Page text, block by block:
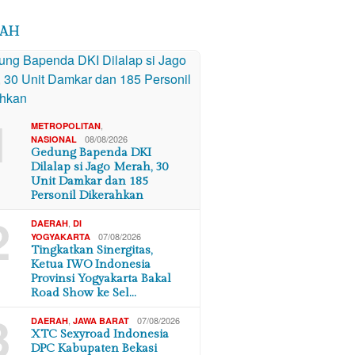
METROPOLITAN
NASIONAL 08/08/2026
Gedung Bapenda DKI
Dilalap si Jago Merah, 30
Unit Damkar dan 185
Personil Dikerahkan
DAERAH ,DI
YOGYAKARTA
07/08/2026
Tingkatkan Sinergitas,
Ketua IWO Indonesia
Provinsi Yogyakarta Bakal
Road Show ke Sel…
DAERAH ,JAWA BARAT 07/08/2026
XTC Sexyroad Indonesia
DPC Kabupaten Bekasi